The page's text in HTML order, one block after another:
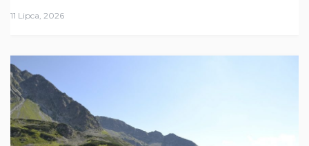
11 Lipca, 2026